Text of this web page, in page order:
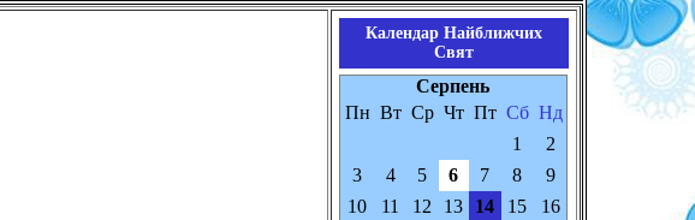
Календар Найближчих
Свят
Серпень
Пн Вт Ср Чт Пт Сб Нд
1
2
3
4 5 6 7 8
9
10
11 12 13 14 15
16